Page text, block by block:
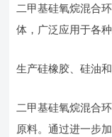
二甲基硅氧烷混合
体，广泛应用于各
生产硅橡胶、硅油
二甲基硅氧烷混合
原料。通过进一步